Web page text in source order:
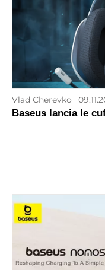
Vlad Cherevko
Baseus lancia le